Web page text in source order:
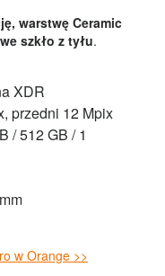
warstwę Ceramic
szkło z tyłu.
XDR
przedni 12 Mpix
/ 512 GB / 1
w Orange >>